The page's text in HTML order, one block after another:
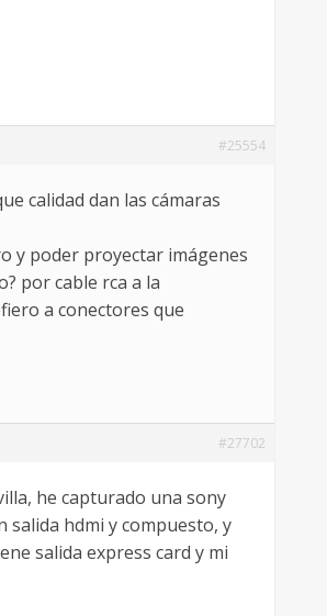
#25554
calidad dan las cámaras
y poder proyectar imágenes
por cable rca a la
a conectores que
#27702
he capturado una sony
salida hdmi y compuesto, y
salida express card y mi